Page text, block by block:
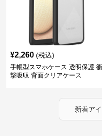
¥2,260 (税込)
手帳型スマホケース 透明保護 衝
撃吸収 背面クリアケース
新着ア